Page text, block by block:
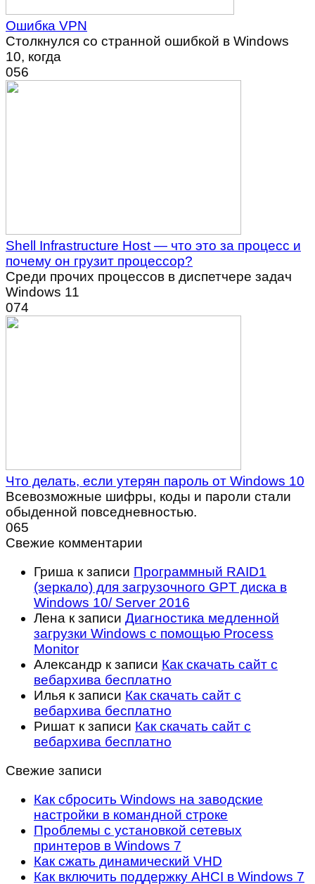
Ошибка VPN
Столкнулся со странной ошибкой в Windows
10, когда
056
Shell Infrastructure Host — что это за процесс и
почему он грузит процессор?
Среди прочих процессов в диспетчере задач
Windows 11
074
Что делать, если утерян пароль от Windows 10
Всевозможные шифры, коды и пароли стали
обыденной повседневностью.
065
Свежие комментарии
Гриша к записи Программный RAID1
(зеркало) для загрузочного GPT диска в
Windows 10/ Server 2016
Лена к записи Диагностика медленной
загрузки Windows с помощью Process
Monitor
Александр к записи Как скачать сайт с
вебархива бесплатно
Илья к записи Как скачать сайт с
вебархива бесплатно
Ришат к записи Как скачать сайт с
вебархива бесплатно
Свежие записи
Как сбросить Windows на заводские
настройки в командной строке
Проблемы с установкой сетевых
принтеров в Windows 7
Как сжать динамический VHD
Как включить поддержку AHCI в Windows 7